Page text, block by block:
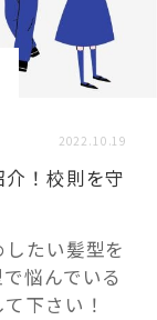
事例
ベ事例
2022.10.19
！校則を守
たい髪型を
悩んでいる
下さい！